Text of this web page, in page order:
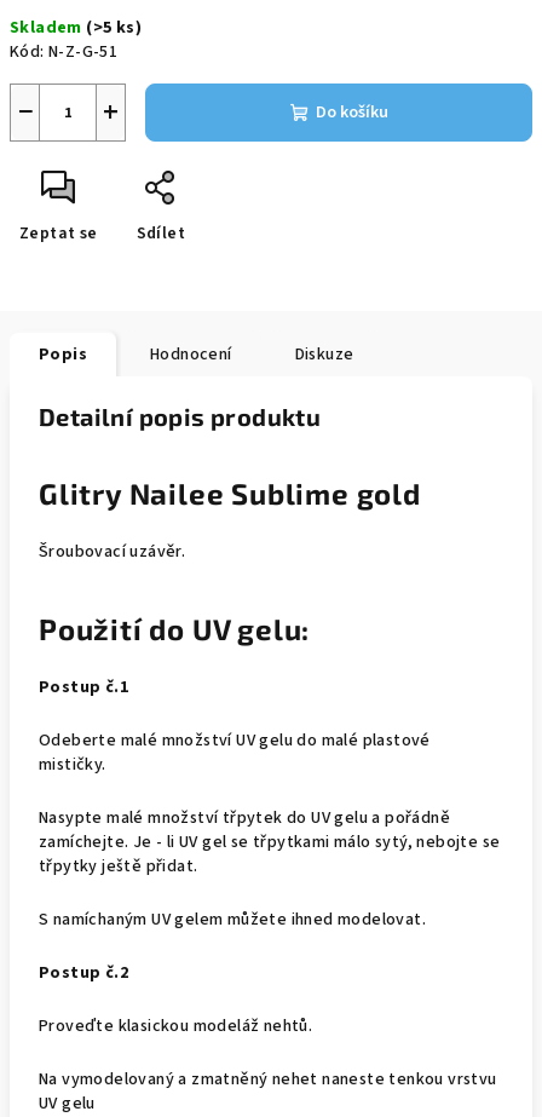
Skladem (>5 ks)
Kód: N-Z-G-51
+
− Do košíku
Zeptat se Sdílet
Popis Hodnocení Diskuze
Detailní popis produktu
Glitry Nailee Sublime gold
Šroubovací uzávěr.
Použití do UV gelu:
Postup č.1
Odeberte malé množství UV gelu do malé plastové
mističky.
Nasypte malé množství třpytek do UV gelu a pořádně
zamíchejte. Je - li UV gel se třpytkami málo sytý, nebojte se
třpytky ještě přidat.
S namíchaným UV gelem můžete ihned modelovat.
Postup č.2
Proveďte klasickou modeláž nehtů.
Na vymodelovaný a zmatněný nehet naneste tenkou vrstvu
UV gelu